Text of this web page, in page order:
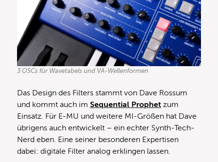
3 OSCs für Wavetabels und VA-Wellenformen
Das Design des Filters stammt von Dave Rossum
und kommt auch im Sequential Prophet zum
Einsatz. Für E-MU und weitere MI-Größen hat Dave
übrigens auch entwickelt – ein echter Synth-Tech-
Nerd eben. Eine seiner besonderen Expertisen
dabei: digitale Filter analog erklingen lassen.